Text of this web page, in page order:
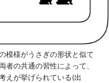
模様がうさぎの形状と似て
の共通の習性によって、
えが挙げられている(出